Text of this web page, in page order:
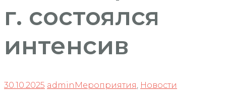
г. состоялся
интенсив
30.10.2025 admin Мероприятия Новости